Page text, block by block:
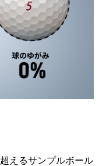
えるサンプルボール